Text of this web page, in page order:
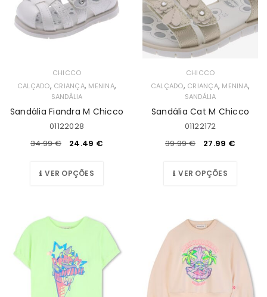
CHICCO
CALÇADO, CRIANÇA, MENINA,
SANDÁLIA
Sandália Fiandra M Chicco
01122028
34.99€ 24.49 €
VER OPÇÕES
CHICCO
CALÇADO, CRIANÇA, MENINA,
SANDÁLIA
Sandália Cat M Chicco
01122172
39.99€ 27.99 €
VER OPÇÕES